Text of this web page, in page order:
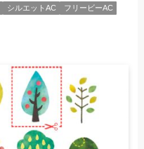
シルエットAC
フリービーAC